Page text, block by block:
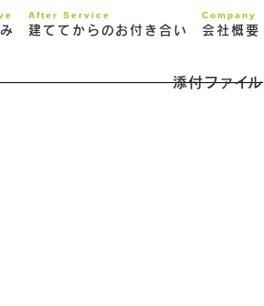
After Service
建ててからのお付き合い
Company
会社概要
添付ファイル